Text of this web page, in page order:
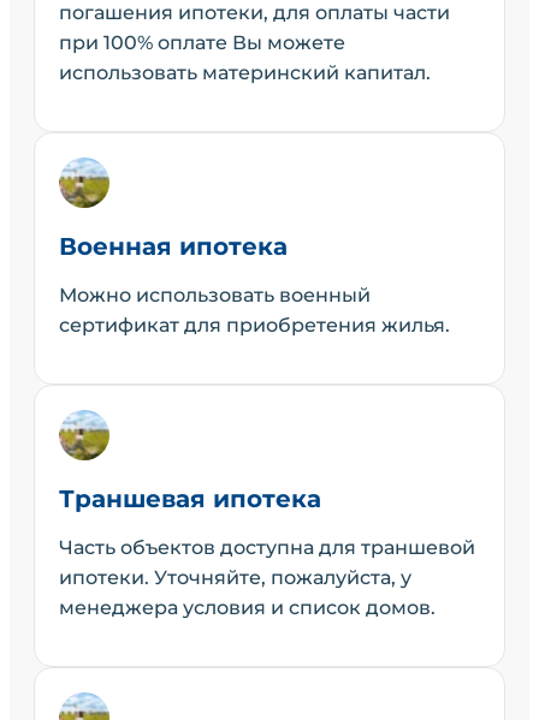
погашения ипотеки, для оплаты части
при 100% оплате Вы можете
использовать материнский капитал.
Военная ипотека
Можно использовать военный
сертификат для приобретения жилья.
Траншевая ипотека
Часть объектов доступна для траншевой
ипотеки. Уточняйте, пожалуйста, у
менеджера условия и список домов.